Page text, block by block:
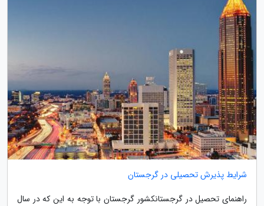
شرایط پذیرش تحصیلی در گرجستان
راهنمای تحصیل در گرجستانکشور گرجستان با توجه به این که در سال